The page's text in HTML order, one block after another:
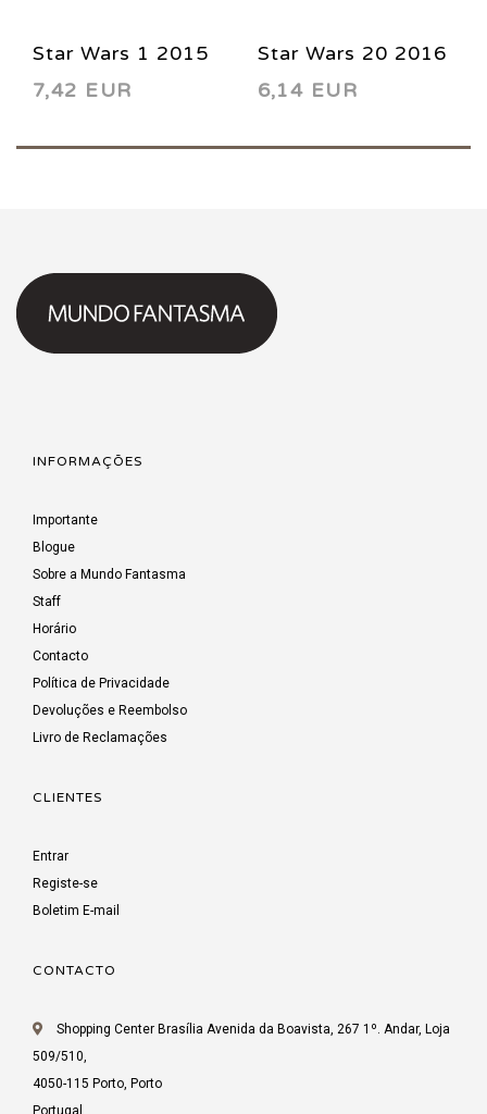
Star Wars 1 2015
7,42 EUR
Star Wars 20 2016
6,14 EUR
INFORMAÇÕES
Importante
Blogue
Sobre a Mundo Fantasma
Staff
Horário
Contacto
Política de Privacidade
Devoluções e Reembolso
Livro de Reclamações
CLIENTES
Entrar
Registe-se
Boletim E-mail
CONTACTO
Shopping Center Brasília Avenida da Boavista, 267 1º. Andar, Loja
509/510,
4050-115 Porto, Porto
Portugal